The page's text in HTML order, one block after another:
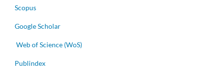
Scopus
Google Scholar
Web of Science (WoS)
Publindex